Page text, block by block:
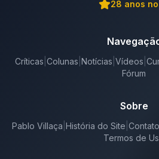
28 anos
Críticas Colunas Notícias Vídeos
Fórum
Sobre
Pablo Villaça História do Site Contato
Termos de